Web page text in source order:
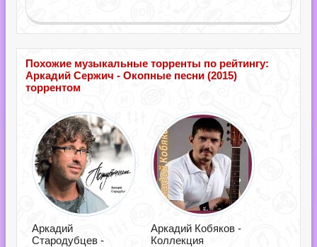
Похожие музыкальные торренты по рейтингу:
Аркадий Сержич - Окопные песни (2015)
торрентом
Аркадий
Стародубцев -
Аркадий Кобяков -
Коллекция